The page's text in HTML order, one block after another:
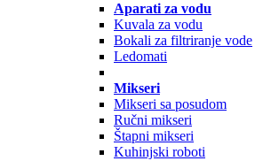
Aparati za vodu
Kuvala za vodu
Bokali za filtriranje vode
Ledomati
Mikseri
Mikseri sa posudom
Ručni mikseri
Štapni mikseri
Kuhinjski roboti